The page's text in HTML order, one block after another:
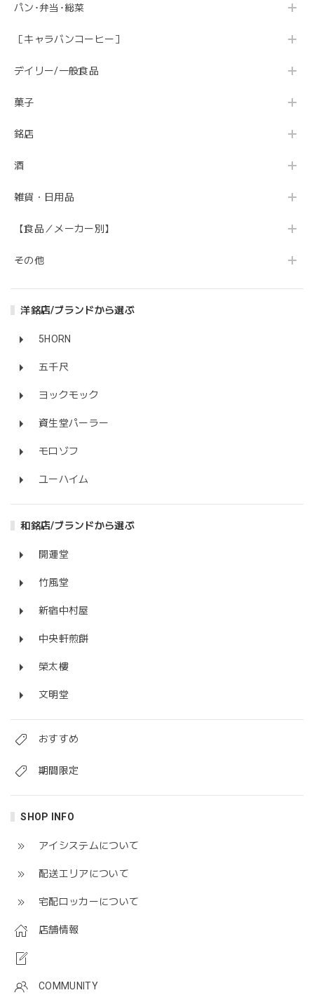
パン･弁当･総菜
［キャラバンコーヒー］
デイリー/一般食品
菓子
銘店
酒
雑貨・日用品
【食品／メーカー別】
その他
洋銘店/ブランドから選ぶ
5HORN
五千尺
ヨックモック
資生堂パーラー
モロゾフ
ユーハイム
和銘店/ブランドから選ぶ
開運堂
竹風堂
新宿中村屋
中央軒煎餅
榮太樓
文明堂
おすすめ
期間限定
SHOP INFO
アイシステムについて
配送エリアについて
宅配ロッカーについて
店舗情報
COMMUNITY